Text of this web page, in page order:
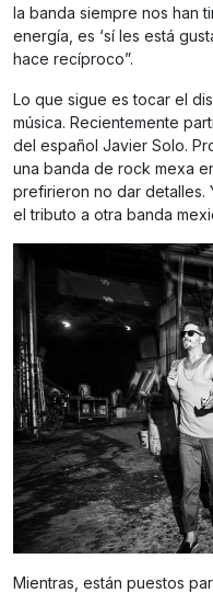
la banda siempre nos han
energía, es ‘sí les está
hace recíproco”.
Lo que sigue es tocar el
música. Recientemente
del español Javier Solo.
una banda de rock mexa
prefirieron no dar detalles.
el tributo a otra banda
Mientras, están puestos